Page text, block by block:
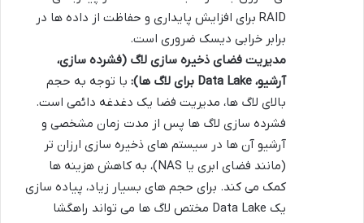
RAID برای افزایش پایداری و حفاظت از داده ها در
برابر خرابی دیسک ضروری است.
مدیریت فضای ذخیره سازی لاگ (فشرده سازی،
آرشیو، Data Lake برای لاگ ها):
با توجه به حجم
بالای لاگ ها، مدیریت فضا یک دغدغه دائمی است.
فشرده سازی لاگ ها پس از مدت زمان مشخصی و
آرشیو آن ها در سیستم های ذخیره سازی ارزان تر
(مانند فضای ابری یا NAS)، به کاهش هزینه ها
کمک می کند. برای حجم های بسیار زیاد، پیاده سازی
یک Data Lake مختص لاگ ها می تواند راهگشا